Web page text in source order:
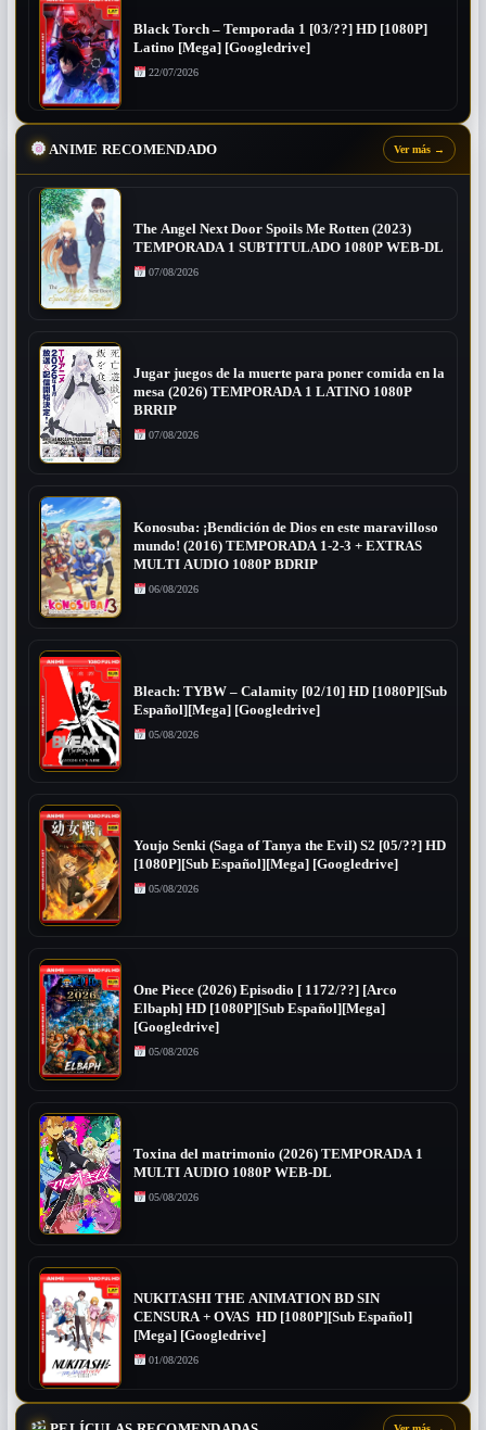
Black Torch – Temporada 1 [03/??] HD [1080P]
Latino [Mega] [Googledrive]
22/07/2026
ANIME RECOMENDADO Ver más →
The Angel Next Door Spoils Me Rotten (2023)
TEMPORADA 1 SUBTITULADO 1080P WEB-DL
07/08/2026
Jugar juegos de la muerte para poner comida en la
mesa (2026) TEMPORADA 1 LATINO 1080P
BRRIP
07/08/2026
Konosuba: ¡Bendición de Dios en este maravilloso
mundo! (2016) TEMPORADA 1-2-3 + EXTRAS
MULTI AUDIO 1080P BDRIP
06/08/2026
Bleach: TYBW – Calamity [02/10] HD [1080P][Sub
Español][Mega] [Googledrive]
05/08/2026
Youjo Senki (Saga of Tanya the Evil) S2 [05/??] HD
[1080P][Sub Español][Mega] [Googledrive]
05/08/2026
One Piece (2026) Episodio [ 1172/??] [Arco
Elbaph] HD [1080P][Sub Español][Mega]
[Googledrive]
05/08/2026
Toxina del matrimonio (2026) TEMPORADA 1
MULTI AUDIO 1080P WEB-DL
05/08/2026
NUKITASHI THE ANIMATION BD SIN
CENSURA + OVAS HD [1080P][Sub Español]
[Mega] [Googledrive]
01/08/2026